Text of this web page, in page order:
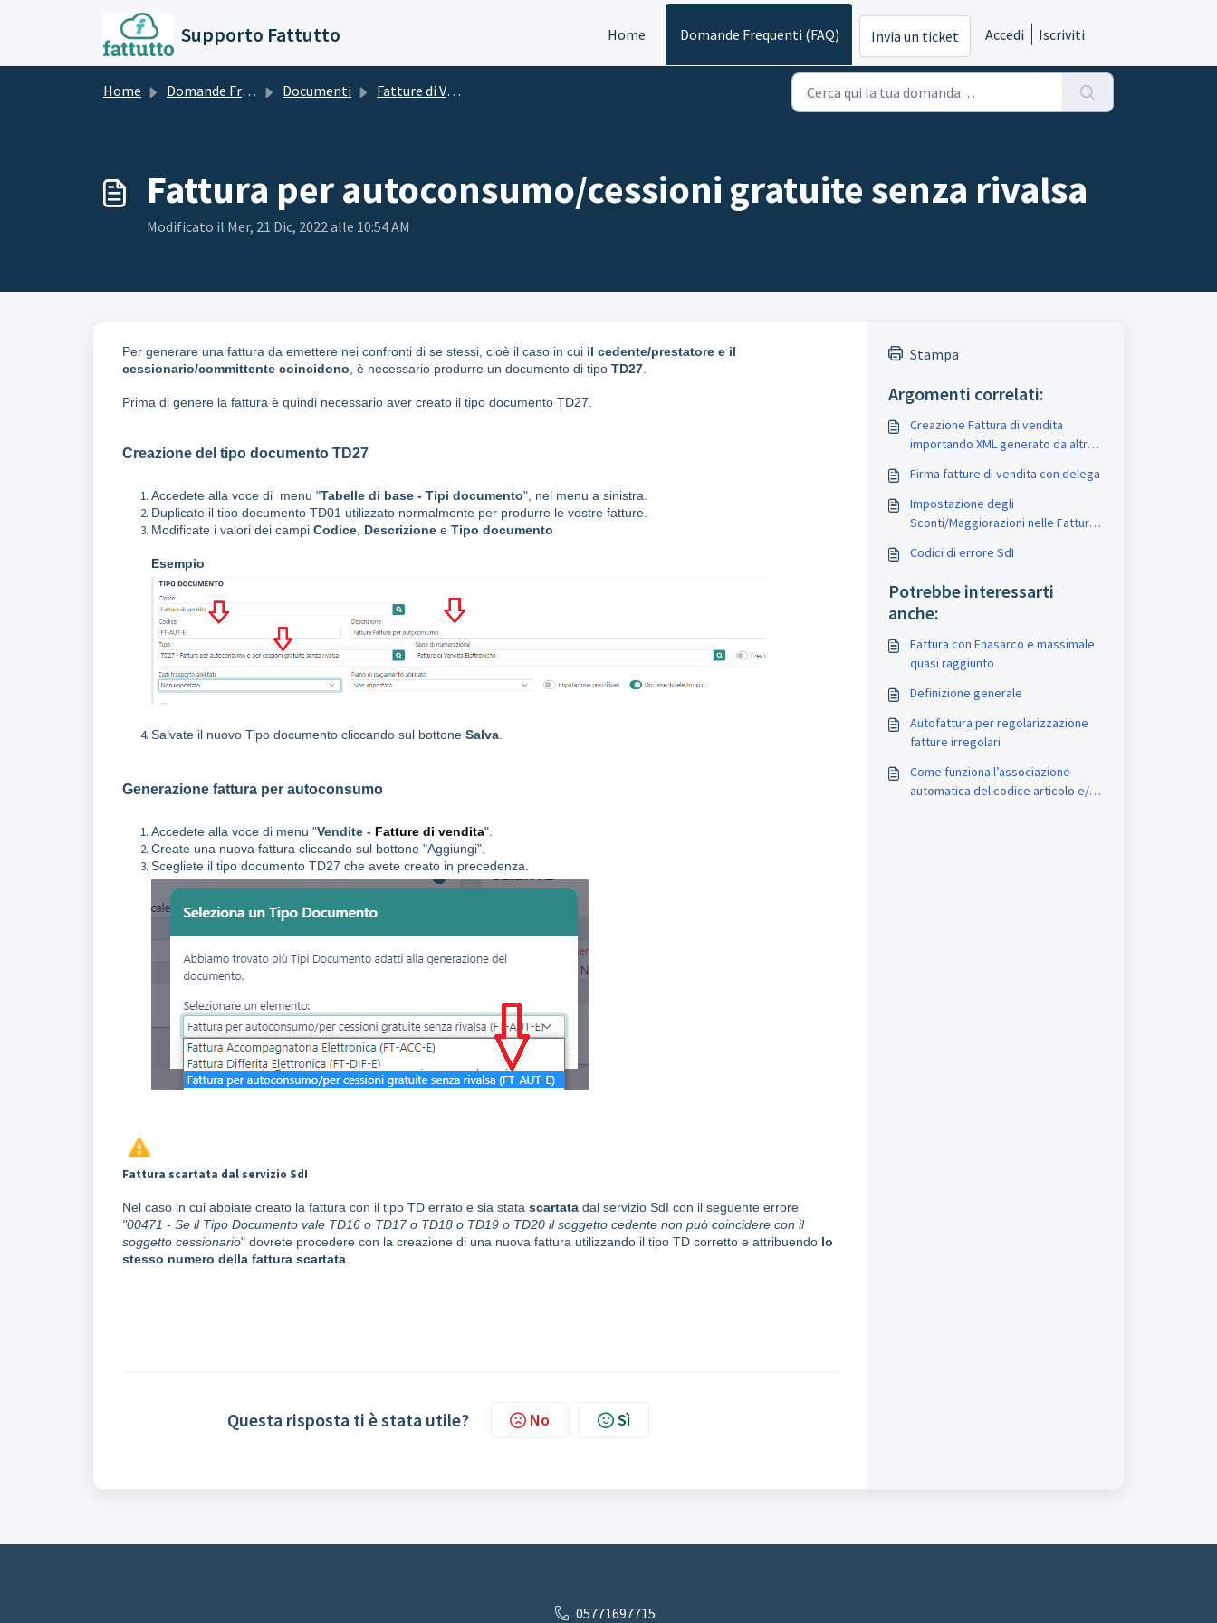
Salta al contenuto principale
Supporto Fattutto Home Domande Frequenti (FAQ) Invia un ticket Accedi Iscriviti
Home Domande Frequenti (FAQ) Documenti Fatture di Vendita
Fattura per autoconsumo/cessioni gratuite senza rivalsa
Modificato il Mer, 21 Dic, 2022 alle 10:54 AM
Per generare una fattura da emettere nei confronti di se stessi, cioè il caso in cui il cedente/prestatore e il
cessionario/committente coincidono , è necessario produrre un documento di tipo TD27
Prima di genere la fattura è quindi necessario aver creato il tipo documento TD27.
Creazione del tipo documento TD27
Accedete alla voce di menu "Tabelle di base - Tipi documento", nel menu a sinistra.
Duplicate il tipo documento TD01 utilizzato normalmente per produrre le vostre fatture.
Modificate i valori dei campi Codice Descrizione e Tipo documento
Esempio
Salvate il nuovo Tipo documento cliccando sul bottone Salva
Generazione fattura per autoconsumo
Accedete alla voce di menu "Vendite - Fatture di vendita".
Create una nuova fattura cliccando sul bottone "Aggiungi".
Scegliete il tipo documento TD27 che avete creato in precedenza.
Fattura scartata dal servizio SdI
Nel caso in cui abbiate creato la fattura con il tipo TD errato e sia stata scartata dal servizio SdI con il seguente errore
"00471 - Se il Tipo Documento vale TD16 o TD17 o TD18 o TD19 o TD20 il soggetto cedente non può coincidere con il
soggetto cessionario" dovrete procedere con la creazione di una nuova fattura utilizzando il tipo TD corretto e attribuendo lo
stesso numero della fattura scartata
Questa risposta ti è stata utile? No Sì
Stampa
Argomenti correlati:
Creazione Fattura di vendita
importando XML generato da altro
Firma fatture di vendita con delega
Impostazione degli
Sconti/Maggiorazioni nelle Fatture
Codici di errore SdI
Potrebbe interessarti
anche:
Fattura con Enasarco e massimale
quasi raggiunto
Definizione generale
Autofattura per regolarizzazione
fatture irregolari
Come funziona l’associazione
automatica del codice articolo e/o
05771697715